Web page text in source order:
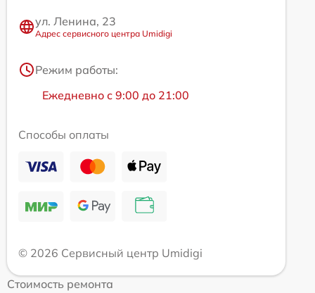
ул. Ленина, 23
Адрес сервисного центра Umidigi
Режим работы:
Ежедневно с 9:00 до 21:00
Способы оплаты
© 2026 Сервисный центр Umidigi
Стоимость ремонта